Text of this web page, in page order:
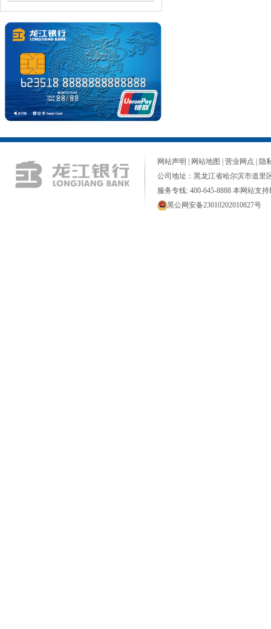
网站声明 | 网站地图 | 营业网点 | 隐
公司地址：黑龙江省哈尔滨市道里
服务专线: 400-645-8888 本网站支持
黑公网安备23010202010827号